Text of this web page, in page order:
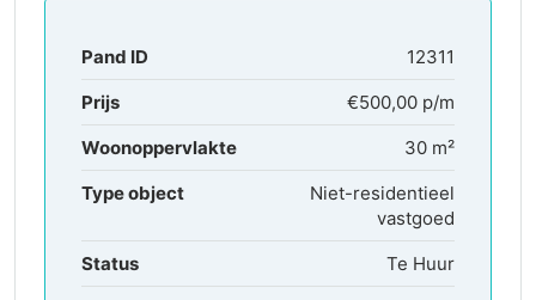
Pand ID
12311
Prijs
€500,00 p/m
Woonoppervlakte
30 m²
Type object
Niet-residentieel
vastgoed
Status
Te Huur